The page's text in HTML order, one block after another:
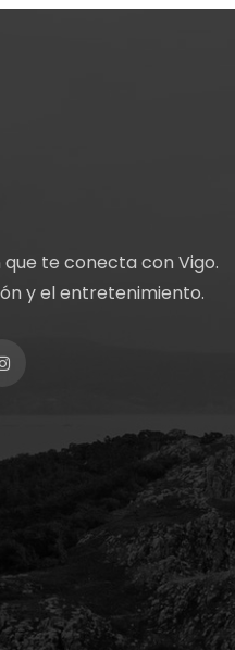
te conecta con Vigo.
y el entretenimiento.